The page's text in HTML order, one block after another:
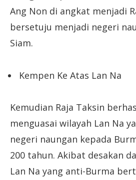
Ang Non di angkat menjadi
bersetuju menjadi negeri
Siam.
Kempen Ke Atas Lan Na
Kemudian Raja Taksin
menguasai wilayah Lan Na
negeri naungan kepada
200 tahun. Akibat desakan
Lan Na yang anti-Burma